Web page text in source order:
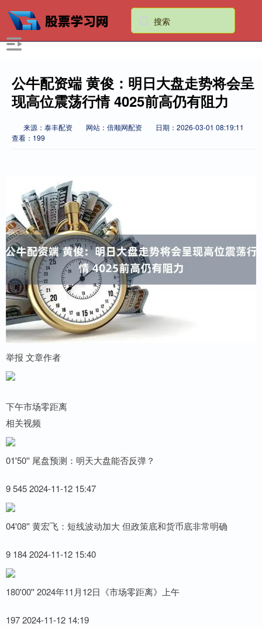
公牛配资端 黄俊：明日大盘走势将会呈
现高位震荡行情 4025前高仍有阻力
来源：泰丰配资 网站：倍顺网配资
日期：2026-03-01 08:19:11
查看：199
举报 文章作者
下午市场零距离
相关视频
01'50'' 尾盘预测：明天大盘能否反弹？
9 545 2024-11-12 15:47
04'08'' 黄宏飞：短线波动加大 但政策底和货币底非常明确
9 184 2024-11-12 15:40
180'00'' 2024年11月12日《市场零距离》上午
197 2024-11-12 14:19